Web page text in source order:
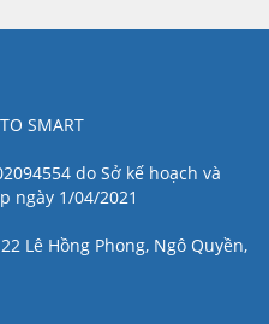
SMART
do Sở kế hoạch và
ngày 1/04/2021
Lê Hồng Phong, Ngô Quyền,